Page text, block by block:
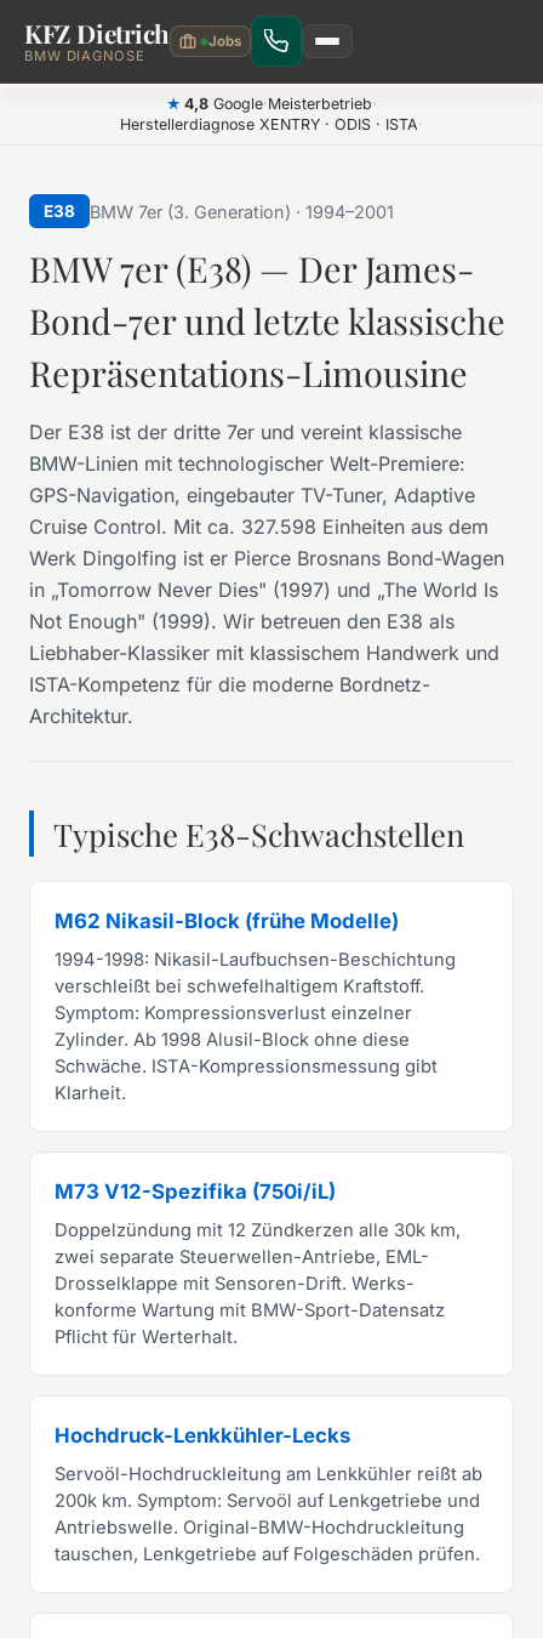
Zum Hauptinhalt springen
KFZ Dietrich
BMW DIAGNOSE
★ 4,8Google·Meisterbetrieb·
Herstellerdiagnose XENTRY · ODIS · ISTA·
E38 BMW 7er (3. Generation) · 1994–2001
BMW 7er (E38) — Der James-
Bond-7er und letzte klassische
Repräsentations-Limousine
Der E38 ist der dritte 7er und vereint klassische
BMW-Linien mit technologischer Welt-Premiere:
GPS-Navigation, eingebauter TV-Tuner, Adaptive
Cruise Control. Mit ca. 327.598 Einheiten aus dem
Werk Dingolfing ist er Pierce Brosnans Bond-Wagen
in „Tomorrow Never Dies" (1997) und „The World Is
Not Enough" (1999). Wir betreuen den E38 als
Liebhaber-Klassiker mit klassischem Handwerk und
ISTA-Kompetenz für die moderne Bordnetz-
Architektur.
Typische E38-Schwachstellen
M62 Nikasil-Block (frühe Modelle)
1994-1998: Nikasil-Laufbuchsen-Beschichtung
verschleißt bei schwefelhaltigem Kraftstoff.
Symptom: Kompressionsverlust einzelner
Zylinder. Ab 1998 Alusil-Block ohne diese
Schwäche. ISTA-Kompressionsmessung gibt
Klarheit.
M73 V12-Spezifika (750i/iL)
Doppelzündung mit 12 Zündkerzen alle 30k km,
zwei separate Steuerwellen-Antriebe, EML-
Drosselklappe mit Sensoren-Drift. Werks-
konforme Wartung mit BMW-Sport-Datensatz
Pflicht für Werterhalt.
Hochdruck-Lenkkühler-Lecks
Servoöl-Hochdruckleitung am Lenkkühler reißt ab
200k km. Symptom: Servoöl auf Lenkgetriebe und
Antriebswelle. Original-BMW-Hochdruckleitung
tauschen, Lenkgetriebe auf Folgeschäden prüfen.